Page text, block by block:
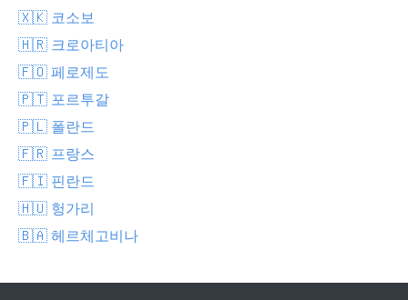
🇽🇰 코소보
🇭🇷 크로아티아
🇫🇴 페로제도
🇵🇹 포르투갈
🇵🇱 폴란드
🇫🇷 프랑스
🇫🇮 핀란드
🇭🇺 헝가리
🇧🇦 헤르체고비나